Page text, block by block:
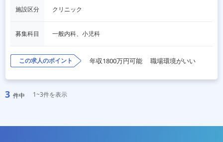
施設区分 クリニック
募集科目 一般内科、小児科
この求人のポイント 年収1800万円可能 職場環境がいい
3 件中 1~3件を表示